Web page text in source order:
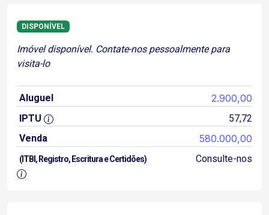
DISPONÍVEL
Imóvel disponível. Contate-nos pessoalmente para
visita-lo
Aluguel 2.900,00
IPTU
57,72
Venda
580.000,00
(ITBI, Registro, Escritura e Certidões) Consulte-nos